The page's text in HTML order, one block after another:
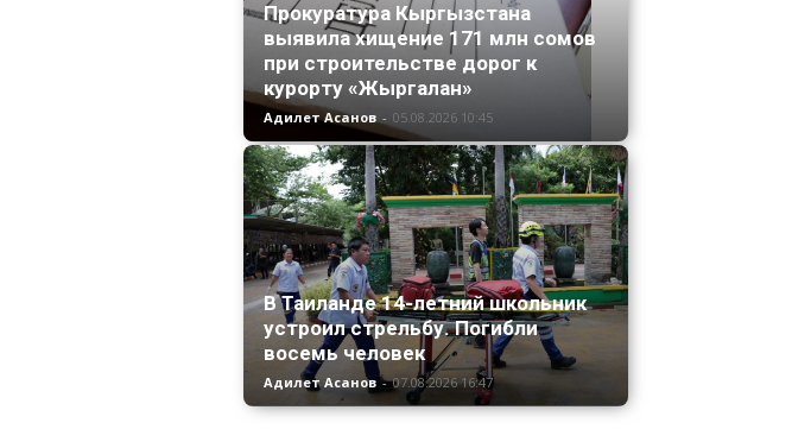
Прокуратура Кыргызстана
выявила хищение 171 млн сомов
при строительстве дорог к
курорту «Жыргалан»
Адилет Асанов - 05.08.2026 10:45
В Таиланде 14-летний школьник
устроил стрельбу. Погибли
восемь человек
Адилет Асанов - 07.08.2026 16:47